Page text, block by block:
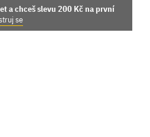
a chceš slevu 200 Kč na první
se